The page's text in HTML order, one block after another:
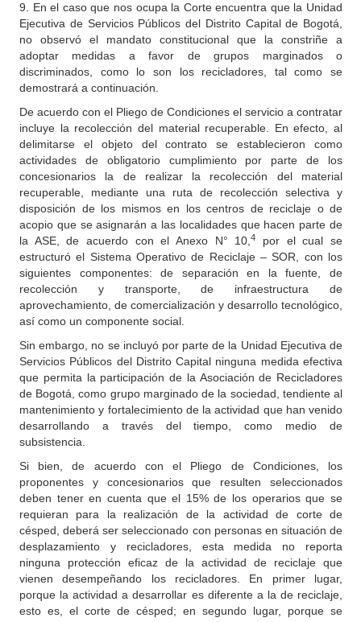
9. En el caso que nos ocupa la Corte encuentra que la Unidad
Ejecutiva de Servicios Públicos del Distrito Capital de Bogotá,
no observó el mandato constitucional que la constriñe a
adoptar medidas a favor de grupos marginados o
discriminados, como lo son los recicladores, tal como se
demostrará a continuación.
De acuerdo con el Pliego de Condiciones el servicio a contratar
incluye la recolección del material recuperable. En efecto, al
delimitarse el objeto del contrato se establecieron como
actividades de obligatorio cumplimiento por parte de los
concesionarios la de realizar la recolección del material
recuperable, mediante una ruta de recolección selectiva y
disposición de los mismos en los centros de reciclaje o de
acopio que se asignarán a las localidades que hacen parte de
la ASE, de acuerdo con el Anexo N° 10,4
por el cual se
estructuró el Sistema Operativo de Reciclaje – SOR, con los
siguientes componentes: de separación en la fuente, de
recolección y transporte, de infraestructura de
aprovechamiento, de comercialización y desarrollo tecnológico,
así como un componente social.
Sin embargo, no se incluyó por parte de la Unidad Ejecutiva de
Servicios Públicos del Distrito Capital ninguna medida efectiva
que permita la participación de la Asociación de Recicladores
de Bogotá, como grupo marginado de la sociedad, tendiente al
mantenimiento y fortalecimiento de la actividad que han venido
desarrollando a través del tiempo, como medio de
subsistencia.
Si bien, de acuerdo con el Pliego de Condiciones, los
proponentes y concesionarios que resulten seleccionados
deben tener en cuenta que el 15% de los operarios que se
requieran para la realización de la actividad de corte de
césped, deberá ser seleccionado con personas en situación de
desplazamiento y recicladores, esta medida no reporta
ninguna protección eficaz de la actividad de reciclaje que
vienen desempeñando los recicladores. En primer lugar,
porque la actividad a desarrollar es diferente a la de reciclaje,
esto es, el corte de césped; en segundo lugar, porque se